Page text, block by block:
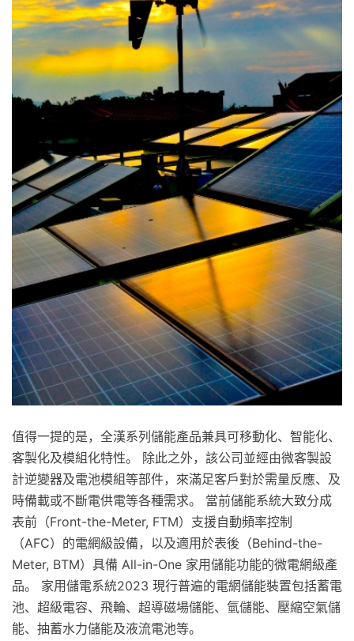
值得一提的是，全漢系列儲能產品兼具可移動化、智能化、
客製化及模組化特性。 除此之外，該公司並經由微客製設
計逆變器及電池模組等部件，來滿足客戶對於需量反應、及
時備載或不斷電供電等各種需求。 當前儲能系統大致分成
表前（Front-the-Meter, FTM）支援自動頻率控制
（AFC）的電網級設備，以及適用於表後（Behind-the-
Meter, BTM）具備 All-in-One 家用儲能功能的微電網級產
品。 家用儲電系統2023 現行普遍的電網儲能裝置包括蓄電
池、超級電容、飛輪、超導磁場儲能、氫儲能、壓縮空氣儲
能、抽蓄水力儲能及液流電池等。